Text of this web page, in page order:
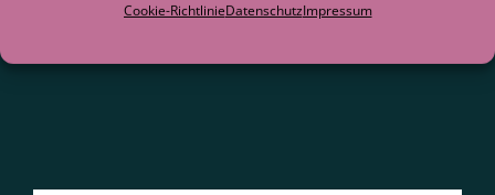
Cookie-RichtlinieDatenschutzImpressum